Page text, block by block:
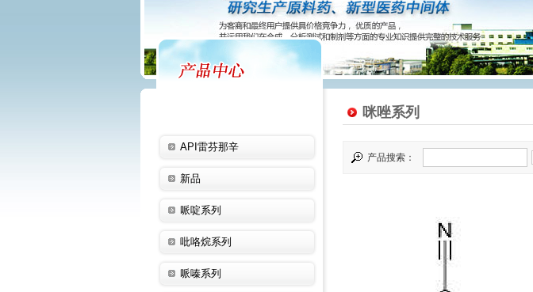
API雷芬那辛
新品
哌啶系列
吡咯烷系列
哌嗪系列
咪唑系列
产品搜索：